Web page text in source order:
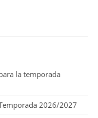
la temporada
2026/2027